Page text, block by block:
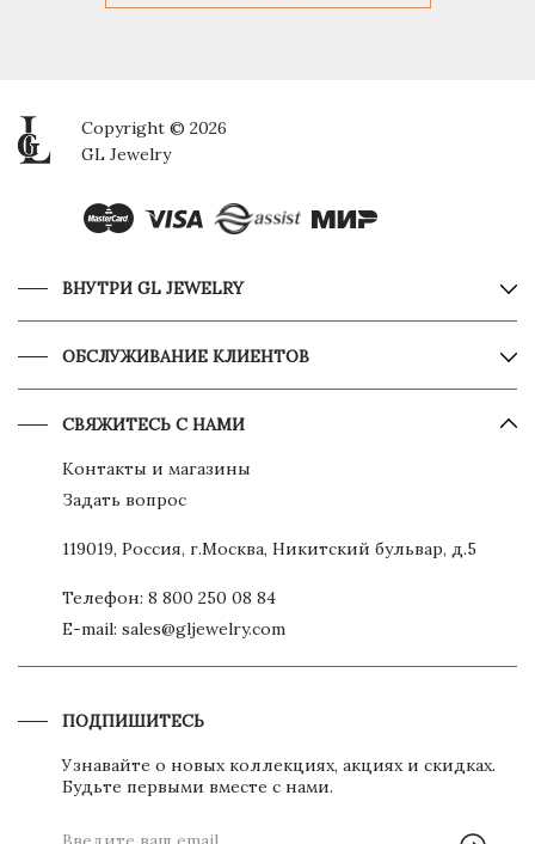
Copyright © 2026
GL Jewelry
ВНУТРИ GL JEWELRY
ОБСЛУЖИВАНИЕ КЛИЕНТОВ
СВЯЖИТЕСЬ С НАМИ
Контакты и магазины
Задать вопрос
119019, Россия, г.Москва, Никитский бульвар, д.5
Телефон: 8 800 250 08 84
E-mail: sales@gljewelry.com
ПОДПИШИТЕСЬ
Узнавайте о новых коллекциях, акциях и скидках.
Будьте первыми вместе с нами.